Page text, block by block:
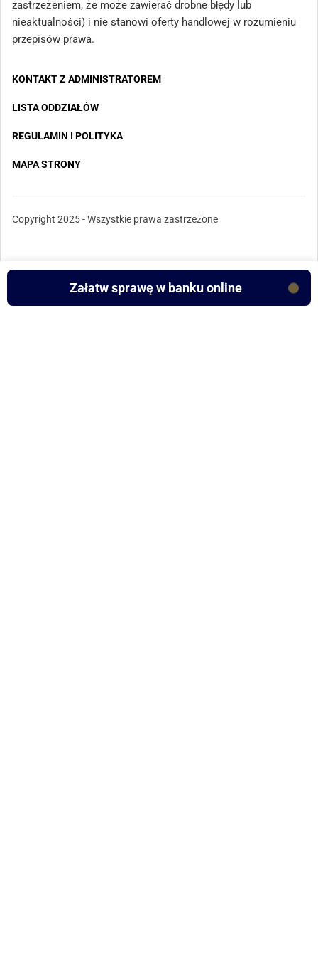
zastrzeżeniem, że może zawierać drobne błędy lub
nieaktualności) i nie stanowi oferty handlowej w rozumieniu
przepisów prawa.
KONTAKT Z ADMINISTRATOREM
LISTA ODDZIAŁÓW
REGULAMIN I POLITYKA
MAPA STRONY
Copyright 2025 - Wszystkie prawa zastrzeżone
Załatw sprawę w banku online